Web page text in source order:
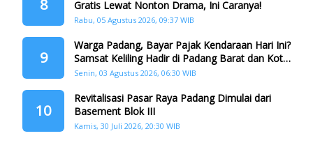
8
Gratis Lewat Nonton Drama, Ini Caranya!
Rabu, 05 Agustus 2026, 09:37 WIB
9
Warga Padang, Bayar Pajak Kendaraan Hari Ini?
Samsat Keliling Hadir di Padang Barat dan Koto
Tangah
Senin, 03 Agustus 2026, 06:30 WIB
10
Revitalisasi Pasar Raya Padang Dimulai dari
Basement Blok III
Kamis, 30 Juli 2026, 20:30 WIB